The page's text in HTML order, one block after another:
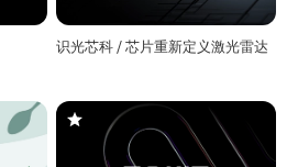
识光芯科 / 芯片重新定义激光雷达